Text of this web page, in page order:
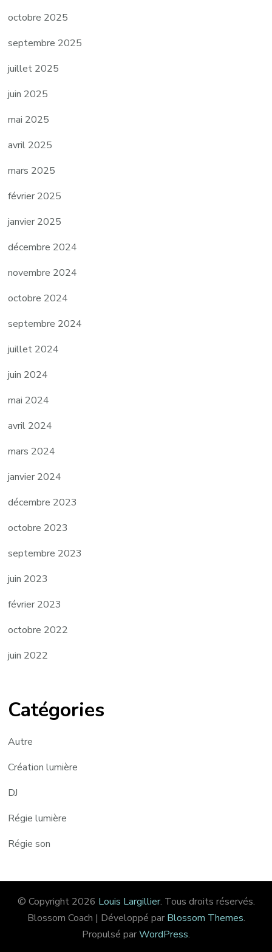
octobre 2025
septembre 2025
juillet 2025
juin 2025
mai 2025
avril 2025
mars 2025
février 2025
janvier 2025
décembre 2024
novembre 2024
octobre 2024
septembre 2024
juillet 2024
juin 2024
mai 2024
avril 2024
mars 2024
janvier 2024
décembre 2023
octobre 2023
septembre 2023
juin 2023
février 2023
octobre 2022
juin 2022
Catégories
Autre
Création lumière
DJ
Régie lumière
Régie son
© Copyright 2026 Louis Largillier. Tous droits réservés.
Blossom Coach | Développé par Blossom Themes.
Propulsé parWordPress.